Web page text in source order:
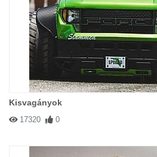
Kisvagányok
17320 0